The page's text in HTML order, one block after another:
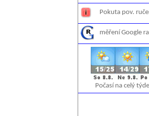
Pokuta pov.
měření Google
Počasí na celý